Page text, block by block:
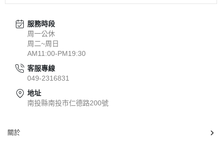
服務時段
周一公休
周二~周日
AM11:00-PM19:30
客服專線
049-2316831
地址
南投縣南投市仁德路200號
關於